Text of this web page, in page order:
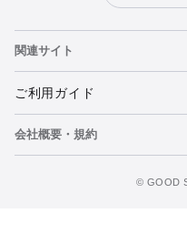
関連サイト
ねんどろいど
ねんどろいどフェイスメーカ
ご利用ガイド
重要なお知らせ
会社概要・規約
©️ GOOD